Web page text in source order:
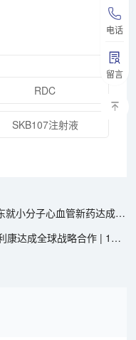
电话
留言
RDC
SKB107注射液
新药达成授权合作 | 1分钟药闻速览
球战略合作 | 1分钟药闻速览